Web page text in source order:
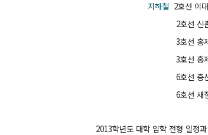
지하철 2호선 이
2호선 신촌역(현대백
3호선 홍제역(2번출
3호선 홍제역(3번출
6호선 증산역(2번출
6호선 새절역(1번출
2013학년도 대학 입학 전형 일정